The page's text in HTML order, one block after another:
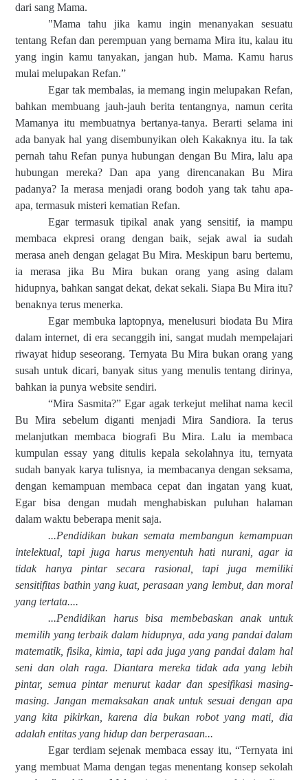
dari sang Mama.
"Mama tahu jika kamu ingin menanyakan sesuatu
tentang Refan dan perempuan yang bernama Mira itu, kalau itu
yang ingin kamu tanyakan, jangan hub. Mama. Kamu harus
mulai melupakan Refan.”
Egar tak membalas, ia memang ingin melupakan Refan,
bahkan membuang jauh-jauh berita tentangnya, namun cerita
Mamanya itu membuatnya bertanya-tanya. Berarti selama ini
ada banyak hal yang disembunyikan oleh Kakaknya itu. Ia tak
pernah tahu Refan punya hubungan dengan Bu Mira, lalu apa
hubungan mereka? Dan apa yang direncanakan Bu Mira
padanya? Ia merasa menjadi orang bodoh yang tak tahu apa-
apa, termasuk misteri kematian Refan.
Egar termasuk tipikal anak yang sensitif, ia mampu
membaca ekpresi orang dengan baik, sejak awal ia sudah
merasa aneh dengan gelagat Bu Mira. Meskipun baru bertemu,
ia merasa jika Bu Mira bukan orang yang asing dalam
hidupnya, bahkan sangat dekat, dekat sekali. Siapa Bu Mira itu?
benaknya terus menerka.
Egar membuka laptopnya, menelusuri biodata Bu Mira
dalam internet, di era secanggih ini, sangat mudah mempelajari
riwayat hidup seseorang. Ternyata Bu Mira bukan orang yang
susah untuk dicari, banyak situs yang menulis tentang dirinya,
bahkan ia punya website sendiri.
“Mira Sasmita?” Egar agak terkejut melihat nama kecil
Bu Mira sebelum diganti menjadi Mira Sandiora. Ia terus
melanjutkan membaca biografi Bu Mira. Lalu ia membaca
kumpulan essay yang ditulis kepala sekolahnya itu, ternyata
sudah banyak karya tulisnya, ia membacanya dengan seksama,
dengan kemampuan membaca cepat dan ingatan yang kuat,
Egar bisa dengan mudah menghabiskan puluhan halaman
dalam waktu beberapa menit saja.
...Pendidikan bukan semata membangun kemampuan
intelektual, tapi juga harus menyentuh hati nurani, agar ia
tidak hanya pintar secara rasional, tapi juga memiliki
sensitifitas bathin yang kuat, perasaan yang lembut, dan moral
yang tertata....
...Pendidikan harus bisa membebaskan anak untuk
memilih yang terbaik dalam hidupnya, ada yang pandai dalam
matematik, fisika, kimia, tapi ada juga yang pandai dalam hal
seni dan olah raga. Diantara mereka tidak ada yang lebih
pintar, semua pintar menurut kadar dan spesifikasi masing-
masing. Jangan memaksakan anak untuk sesuai dengan apa
yang kita pikirkan, karena dia bukan robot yang mati, dia
adalah entitas yang hidup dan berperasaan...
Egar terdiam sejenak membaca essay itu, “Ternyata ini
yang membuat Mama dengan tegas menentang konsep sekolah